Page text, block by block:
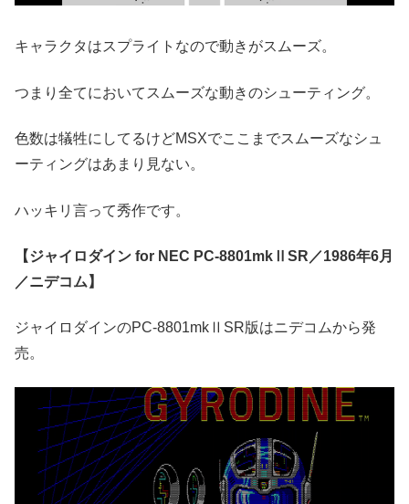
キャラクタはスプライトなので動きがスムーズ。
つまり全てにおいてスムーズな動きのシューティング。
色数は犠牲にしてるけどMSXでここまでスムーズなシュ
ーティングはあまり見ない。
ハッキリ言って秀作です。
【ジャイロダイン for NEC PC-8801mkⅡSR／1986年6月
／ニデコム】
ジャイロダインのPC-8801mkⅡSR版はニデコムから発
売。